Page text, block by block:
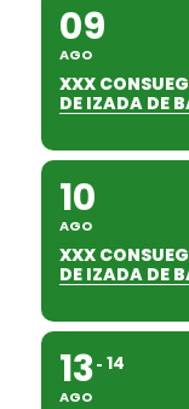
09
AGO
XXX
DE IZADA DE
10
AGO
XXX
DE IZADA DE
13
AGO
14